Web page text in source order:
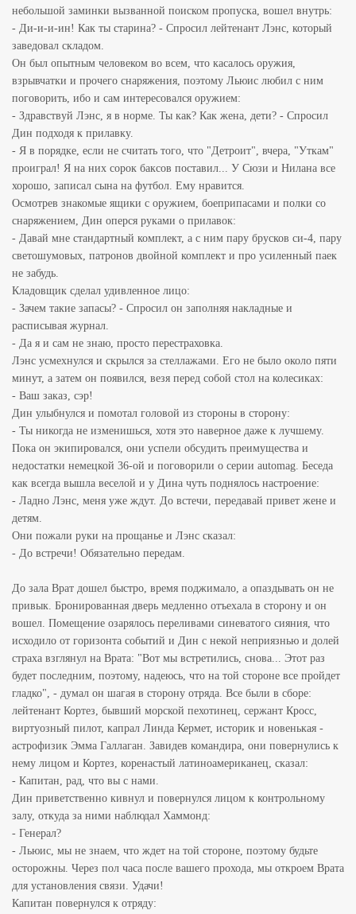
небольшой заминки вызванной поиском пропуска, вошел внутрь:
- Ди-и-и-ин! Как ты старина? - Спросил лейтенант Лэнс, который
заведовал складом.
Он был опытным человеком во всем, что касалось оружия,
взрывчатки и прочего снаряжения, поэтому Льюис любил с ним
поговорить, ибо и сам интересовался оружием:
- Здравствуй Лэнс, я в норме. Ты как? Как жена, дети? - Спросил
Дин подходя к прилавку.
- Я в порядке, если не считать того, что "Детроит", вчера, "Уткам"
проиграл! Я на них сорок баксов поставил... У Сюзи и Нилана все
хорошо, записал сына на футбол. Ему нравится.
Осмотрев знакомые ящики с оружием, боеприпасами и полки со
снаряжением, Дин оперся руками о прилавок:
- Давай мне стандартный комплект, а с ним пару брусков си-4, пару
светошумовых, патронов двойной комплект и про усиленный паек
не забудь.
Кладовщик сделал удивленное лицо:
- Зачем такие запасы? - Спросил он заполняя накладные и
расписывая журнал.
- Да я и сам не знаю, просто перестраховка.
Лэнс усмехнулся и скрылся за стеллажами. Его не было около пяти
минут, а затем он появился, везя перед собой стол на колесиках:
- Ваш заказ, сэр!
Дин улыбнулся и помотал головой из стороны в сторону:
- Ты никогда не изменишься, хотя это наверное даже к лучшему.
Пока он экипировался, они успели обсудить преимущества и
недостатки немецкой 36-ой и поговорили о серии automag. Беседа
как всегда вышла веселой и у Дина чуть поднялось настроение:
- Ладно Лэнс, меня уже ждут. До встечи, передавай привет жене и
детям.
Они пожали руки на прощанье и Лэнс сказал:
- До встречи! Обязательно передам.
До зала Врат дошел быстро, время поджимало, а опаздывать он не
привык. Бронированная дверь медленно отъехала в сторону и он
вошел. Помещение озарялось переливами синеватого сияния, что
исходило от горизонта событий и Дин с некой неприязнью и долей
страха взглянул на Врата: "Вот мы встретились, снова... Этот раз
будет последним, поэтому, надеюсь, что на той стороне все пройдет
гладко", - думал он шагая в сторону отряда. Все были в сборе:
лейтенант Кортез, бывший морской пехотинец, сержант Кросс,
виртуозный пилот, капрал Линда Кермет, историк и новенькая -
астрофизик Эмма Галлаган. Завидев командира, они повернулись к
нему лицом и Кортез, коренастый латиноамериканец, сказал:
- Капитан, рад, что вы с нами.
Дин приветственно кивнул и повернулся лицом к контрольному
залу, откуда за ними наблюдал Хаммонд:
- Генерал?
- Льюис, мы не знаем, что ждет на той стороне, поэтому будьте
осторожны. Через пол часа после вашего прохода, мы откроем Врата
для установления связи. Удачи!
Капитан повернулся к отряду: